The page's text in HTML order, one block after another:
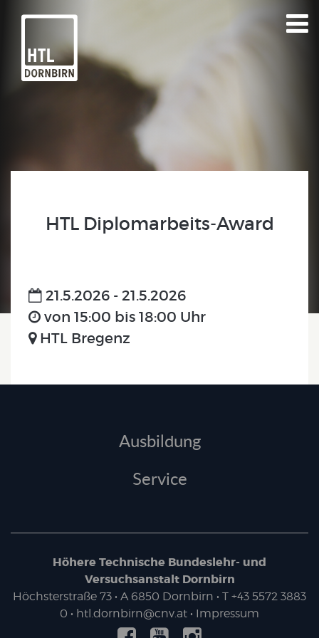
HTL Diplomarbeits-Award
21.5.2026 - 21.5.2026
von 15:00 bis 18:00 Uhr
HTL Bregenz
Ausbildung
Service
Höhere Technische Bundeslehr- und
Versuchsanstalt Dornbirn
Höchsterstraße 73 • A 6850 Dornbirn • T +43 5572 3883
0 • htl.dornbirn@cnv.at • Impressum